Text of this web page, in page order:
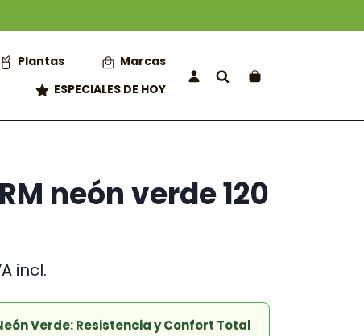
Plantas
Marcas
ESPECIALES DE HOY
neón verde 120
incl.
Verde: Resistencia y Confort Total